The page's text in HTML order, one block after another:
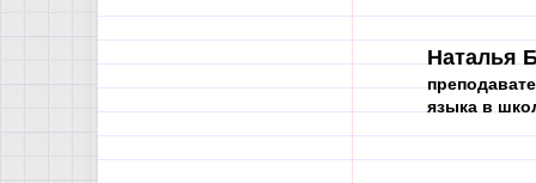
Наталья
языка в